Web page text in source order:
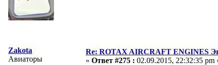
Zakota
Авиаторы
Re: ROTAX AIRCRAFT ENGINES
« Ответ #275 : 02.09.2015, 22:32:35 pm